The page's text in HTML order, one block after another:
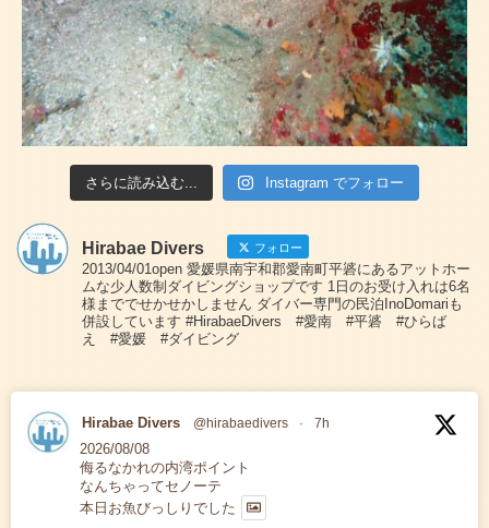
さらに読み込む... Instagram でフォロー
Hirabae Divers フォロー
2013/04/01open 愛媛県南宇和郡愛南町平碆にあるアットホー
ムな少人数制ダイビングショップです 1日のお受け入れは6名
様まででせかせかしません ダイバー専門の民泊InoDomariも
併設しています #HirabaeDivers #愛南 #平碆 #ひらば
え #愛媛 #ダイビング
Hirabae Divers @hirabaedivers · 7h
2026/08/08
侮るなかれの内湾ポイント
なんちゃってセノーテ
本日お魚びっしりでした